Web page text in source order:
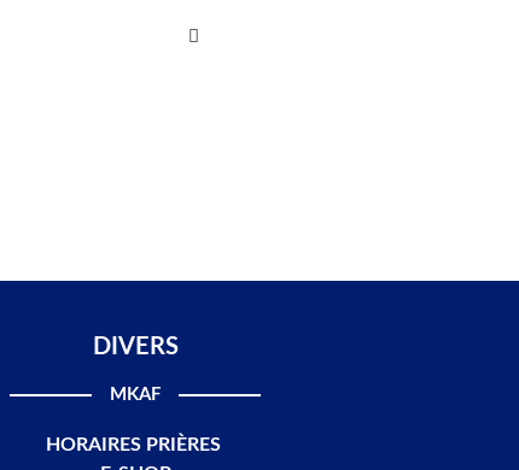
DIVERS
MKAF
HORAIRES PRIÈRES